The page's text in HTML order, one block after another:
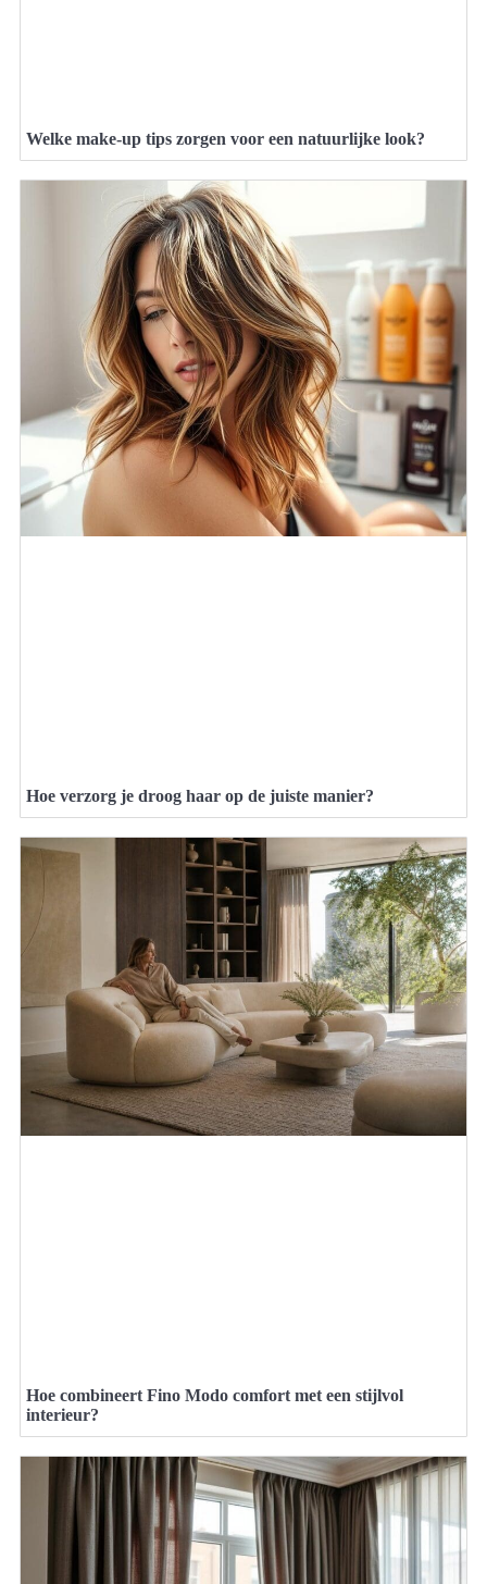
Welke make-up tips zorgen voor een natuurlijke look?
Hoe verzorg je droog haar op de juiste manier?
Hoe combineert Fino Modo comfort met een stijlvol
interieur?